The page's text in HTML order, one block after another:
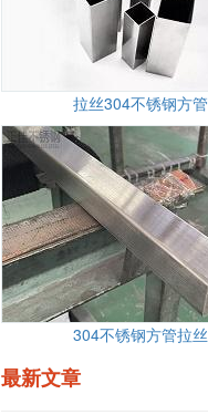
拉丝304不锈钢方管
304不锈钢方管拉丝
最新文章